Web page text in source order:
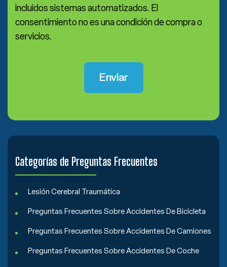
incluidos sistemas automatizados. El
consentimiento no es una condición de compra o
servicios.
Categorías de Preguntas Frecuentes
Lesión Cerebral Traumática
Preguntas Frecuentes Sobre Accidentes De Bicicleta
Preguntas Frecuentes Sobre Accidentes De Camiones
Preguntas Frecuentes Sobre Accidentes De Coche